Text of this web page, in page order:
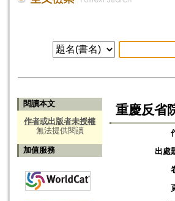
閱讀本文
作者或出版者未授權
無法提供閱讀
加值服務
重慶反省
出處